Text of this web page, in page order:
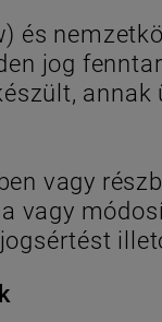
jog
vagy
vagy